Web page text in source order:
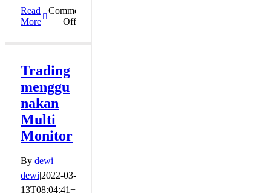
Read
More
Comments
Offon
Trading
menggu
nakan
Multi
Monitor
By dewi
dewi|2022-03-
13T08:04:41+